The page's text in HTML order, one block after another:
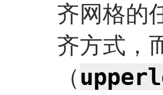
齐网格的
齐方式，
（